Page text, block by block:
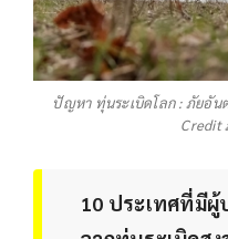
ปัญหา ทุ่นระเบิดโลก : ภัยอัน
Credit
10 ประเทศที่มีผู้